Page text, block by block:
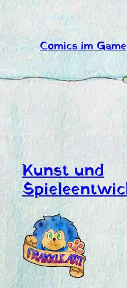
Comics im Game
Kunst und